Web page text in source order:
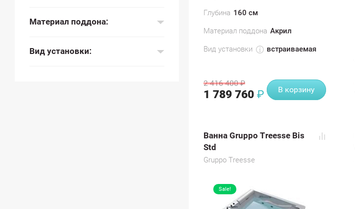
Материал поддона:
Вид установки:
Глубина 160 см
Материал поддона Акрил
Вид установки встраиваемая
2 416 400 ₽
1 789 760 ₽ В корзину
Ванна Gruppo Treesse Bis
Std
Gruppo Treesse
Sale!